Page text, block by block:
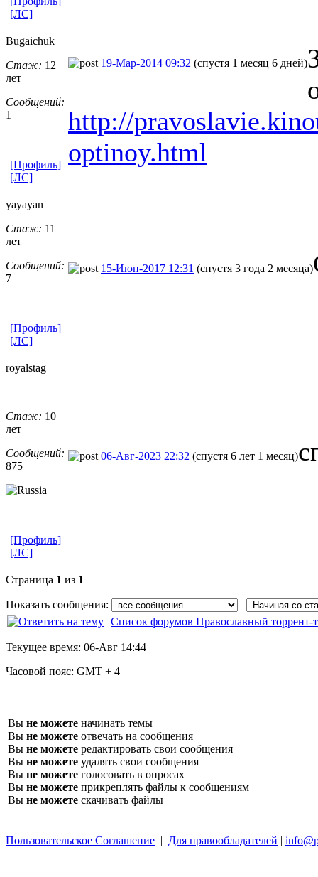
[ЛС]
Bugaichuk
Стаж: 12
лет
Сообщений:
1
19-Мар-2014 09:32 (спустя 1 месяц 6 дней)
http://
optinoy.html
[Профиль]
[ЛС]
yayayan
Стаж: 11
лет
Сообщений:
7
15-Июн-2017 12:31 (спустя 3 года 2 месяца)
[Профиль]
[ЛС]
royalstag
Стаж: 10
лет
Сообщений:
875
06-Авг-2023 22:32 (спустя 6 лет 1 месяц)
[Профиль]
[ЛС]
Страница 1 из 1
Показать сообщения:
Список форумов Православный торрент-
Текущее время: 06-Авг 14:44
Часовой пояс: GMT + 4
Вы не можете начинать темы
Вы не можете отвечать на сообщения
Вы не можете редактировать свои сообщения
Вы не можете удалять свои сообщения
Вы не можете голосовать в опросах
Вы не можете прикреплять файлы к сообщениям
Вы не можете скачивать файлы
Пользовательское Соглашение | Для правообладателей |